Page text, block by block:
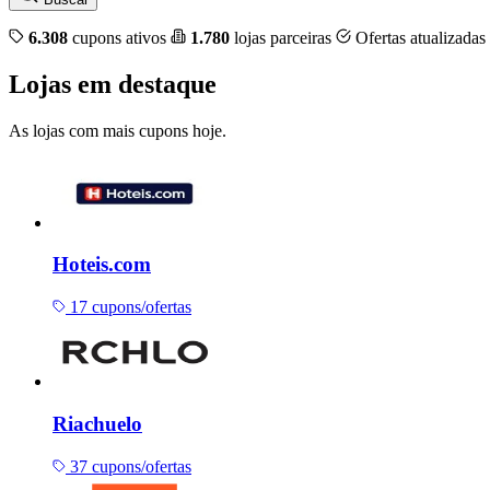
6.308 cupons ativos 1.780 lojas parceiras Ofertas atualizadas
Lojas em destaque
As lojas com mais cupons hoje.
Hoteis.com
17 cupons/ofertas
Riachuelo
37 cupons/ofertas